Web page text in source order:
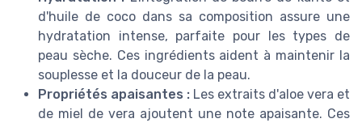
d'huile de coco dans sa composition assure une
hydratation intense, parfaite pour les types de
peau sèche. Ces ingrédients aident à maintenir la
souplesse et la douceur de la peau.
Propriétés apaisantes : Les extraits d'aloe vera et
de miel de vera ajoutent une note apaisante. Ces